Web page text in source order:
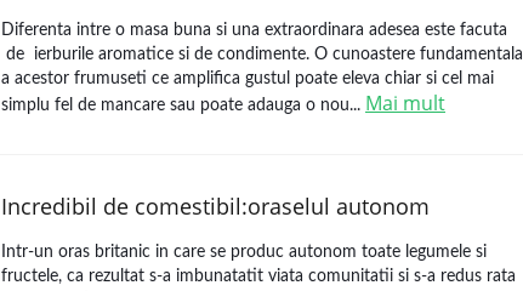
Diferenta intre o masa buna si una extraordinara adesea este facuta
de ierburile aromatice si de condimente. O cunoastere fundamentala
a acestor frumuseti ce amplifica gustul poate eleva chiar si cel mai
simplu fel de mancare sau poate adauga o nou... Mai mult
Incredibil de comestibil:oraselul autonom
Intr-un oras britanic in care se produc autonom toate legumele si
fructele, ca rezultat s-a imbunatatit viata comunitatii si s-a redus rata